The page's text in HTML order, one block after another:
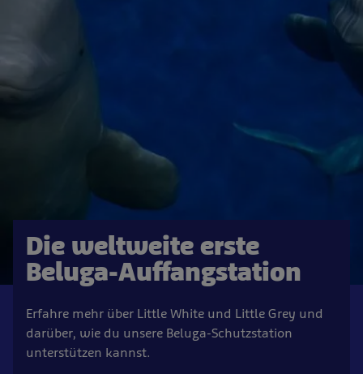
Die weltweite erste
Beluga-Auffangstation
Erfahre mehr über Little White und Little Grey und
darüber, wie du unsere Beluga-Schutzstation
unterstützen kannst.